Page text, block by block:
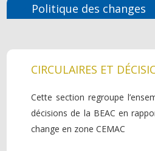
Politique des changes
CIRCULAIRES ET
Cette section regroupe
décisions de la BEAC en
change en zone CEMAC